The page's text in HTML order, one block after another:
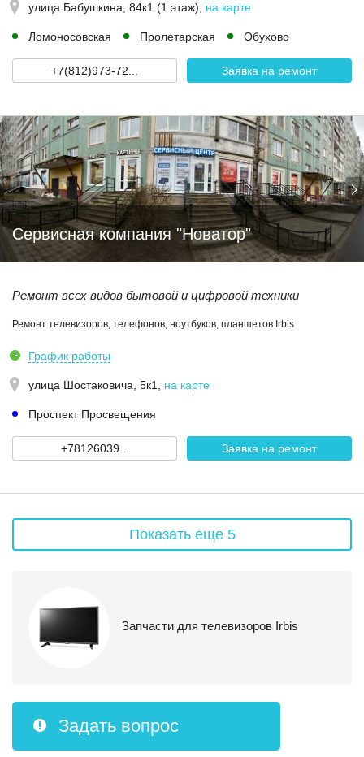
улица Бабушкина, 84к1 (1 этаж) на карте
Ломоносовская Пролетарская Обухово
+7(812)973-72... Заявка на ремонт
Сервисная компания "Новатор"
Ремонт всех видов бытовой и цифровой техники
Ремонт телевизоров, телефонов, ноутбуков, планшетов Irbis
График работы
улица Шостаковича, 5к1 на карте
Проспект Просвещения
+78126039... Заявка на ремонт
Показать еще 5
Запчасти для телевизоров Irbis
Задать вопрос